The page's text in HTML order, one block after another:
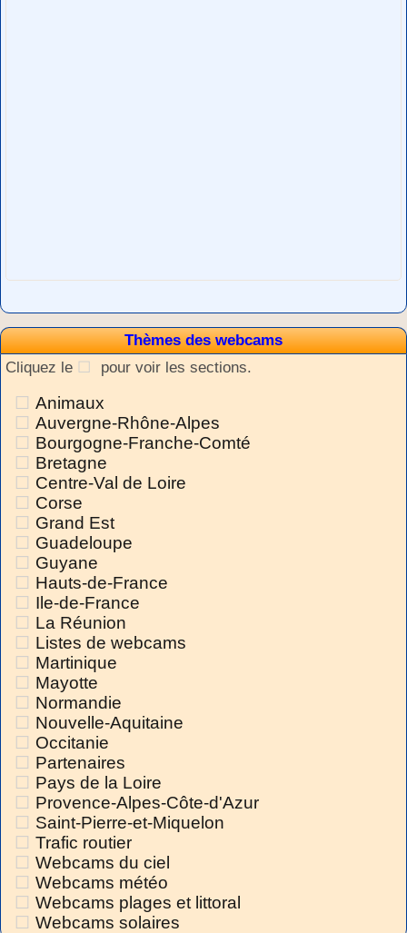
Thèmes des webcams
Cliquez le
pour voir les sections.
Animaux
Auvergne-Rhône-Alpes
Bourgogne-Franche-Comté
Bretagne
Centre-Val de Loire
Corse
Grand Est
Guadeloupe
Guyane
Hauts-de-France
Ile-de-France
La Réunion
Listes de webcams
Martinique
Mayotte
Normandie
Nouvelle-Aquitaine
Occitanie
Partenaires
Pays de la Loire
Provence-Alpes-Côte-d'Azur
Saint-Pierre-et-Miquelon
Trafic routier
Webcams du ciel
Webcams météo
Webcams plages et littoral
Webcams solaires